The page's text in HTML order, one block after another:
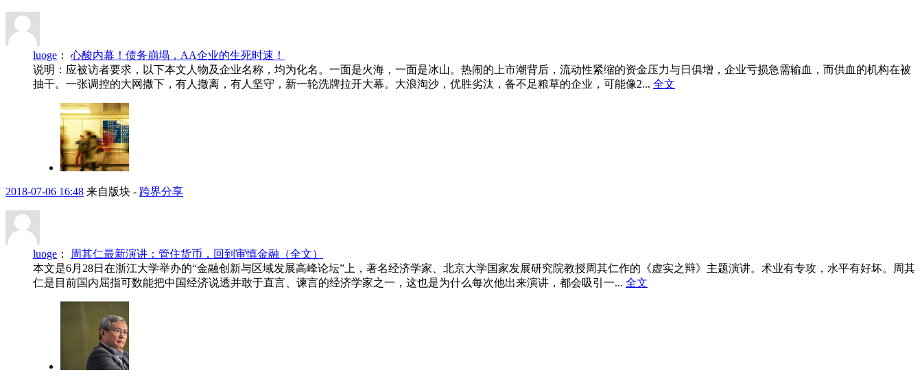
luoge ： 心酸内幕！债务崩塌，AA企业的生死时速！
说明：应被访者要求，以下本文人物及企业名称，均为化名。一面是火海，一面是冰山。热闹的上市潮背后，流动性紧缩的资金压力与日俱增，企业亏损急需输血，而供血的机构在被
抽干。一张调控的大网撒下，有人撤离，有人坚守，新一轮洗牌拉开大幕。大浪淘沙，优胜劣汰，备不足粮草的企业，可能像2... 全文
2018-07-06 16:48 来自版块 - 跨界分享
luoge ：
周其仁最新演讲：管住货币，回到审慎金融（全文）
本文是6月28日在浙江大学举办的“金融创新与区域发展高峰论坛”上，著名经济学家、北京大学国家发展研究院教授周其仁作的《虚实之辩》主题演讲。术业有专攻，水平有好坏。周其
仁是目前国内屈指可数能把中国经济说透并敢于直言、谏言的经济学家之一，这也是为什么每次他出来演讲，都会吸引一... 全文